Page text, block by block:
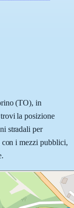
(TO), in
la posizione
stradali per
i mezzi pubblici,